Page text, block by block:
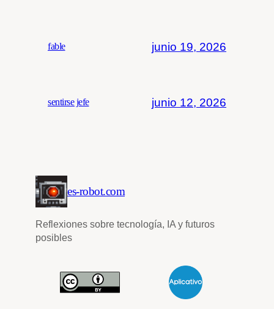
fable junio 19, 2026
sentirse jefe junio 12, 2026
es-robot.com
Reflexiones sobre tecnología, IA y futuros
posibles